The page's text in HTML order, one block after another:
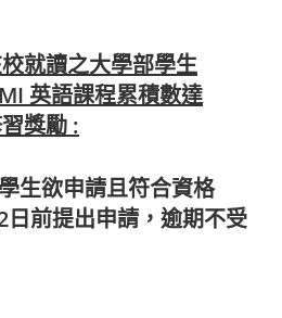
就讀之大學部學生
英語課程累積數達
獎勵 :
生欲申請且符合資格
前提出申請，逾期不受